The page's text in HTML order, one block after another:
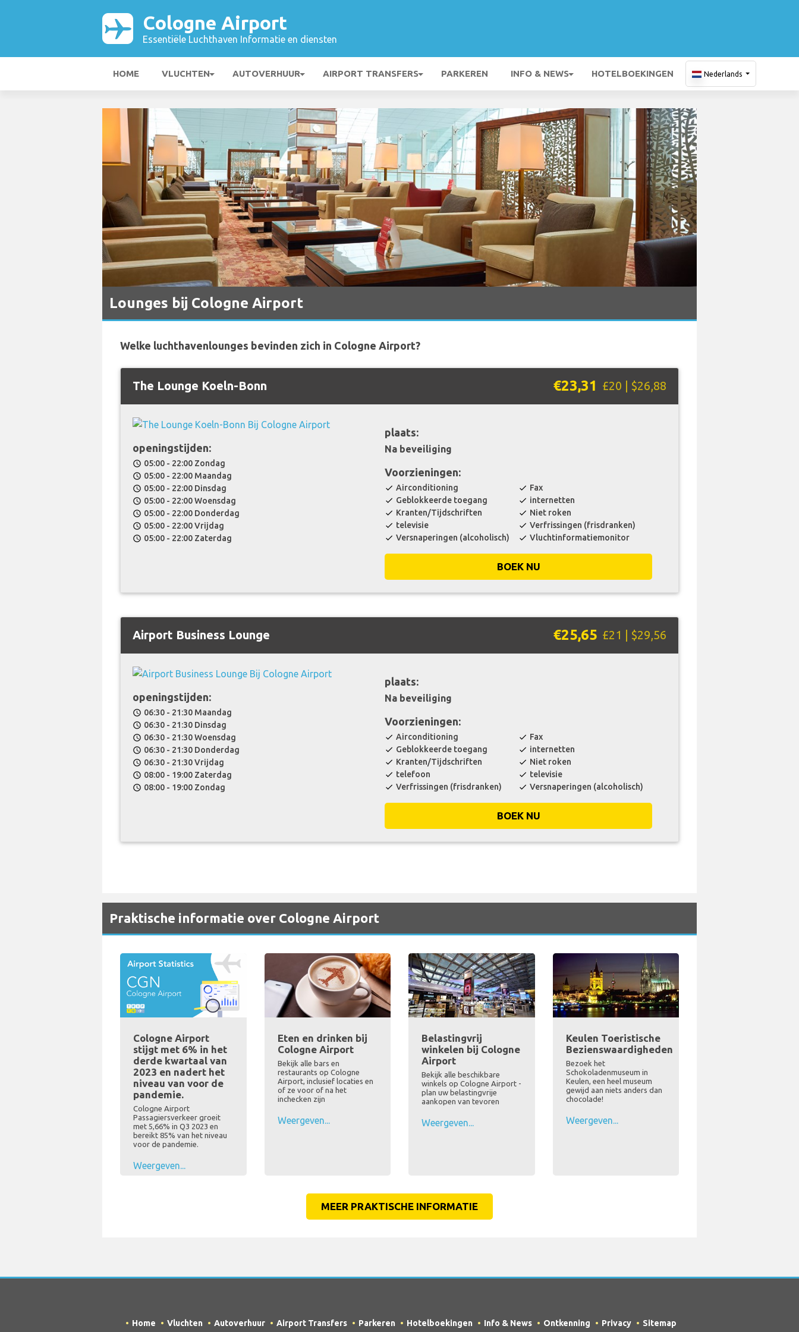
Cologne Airport
Essentiële Luchthaven Informatie en diensten
HOME VLUCHTEN AUTOVERHUUR AIRPORT TRANSFERS PARKEREN INFO & NEWS HOTELBOEKINGEN Nederlands
Lounges bij Cologne Airport
Welke luchthavenlounges bevinden zich in Cologne Airport?
The Lounge Koeln-Bonn €23,31 £20 | $26,88
openingstijden:
schedule 05:00 - 22:00 Zondag
schedule 05:00 - 22:00 Maandag
schedule 05:00 - 22:00 Dinsdag
schedule 05:00 - 22:00 Woensdag
schedule 05:00 - 22:00 Donderdag
schedule 05:00 - 22:00 Vrijdag
schedule 05:00 - 22:00 Zaterdag
plaats:
Na beveiliging
Voorzieningen:
check Airconditioning check Fax
check Geblokkeerde toegang check internetten
check Kranten/Tijdschriften check Niet roken
check televisie check Verfrissingen (frisdranken)
check Versnaperingen (alcoholisch) check Vluchtinformatiemonitor
BOEK NU
Airport Business Lounge €25,65 £21 | $29,56
openingstijden:
schedule 06:30 - 21:30 Maandag
schedule 06:30 - 21:30 Dinsdag
schedule 06:30 - 21:30 Woensdag
schedule 06:30 - 21:30 Donderdag
schedule 06:30 - 21:30 Vrijdag
schedule 08:00 - 19:00 Zaterdag
schedule 08:00 - 19:00 Zondag
plaats:
Na beveiliging
Voorzieningen:
check Airconditioning check Fax
check Geblokkeerde toegang check internetten
check Kranten/Tijdschriften check Niet roken
check telefoon check televisie
check Verfrissingen (frisdranken) check Versnaperingen (alcoholisch)
BOEK NU
Praktische informatie over Cologne Airport
Cologne Airport
stijgt met 6% in het
derde kwartaal van
2023 en nadert het
niveau van voor de
pandemie.
Cologne Airport
Passagiersverkeer groeit
met 5,66% in Q3 2023 en
bereikt 85% van het niveau
voor de pandemie.
Weergeven...
Eten en drinken bij
Cologne Airport
Bekijk alle bars en
restaurants op Cologne
Airport, inclusief locaties en
of ze voor of na het
inchecken zijn
Weergeven...
Belastingvrij
winkelen bij Cologne
Airport
Bekijk alle beschikbare
winkels op Cologne Airport -
plan uw belastingvrije
aankopen van tevoren
Weergeven...
Keulen Toeristische
Bezienswaardigheden
Bezoek het
Schokoladenmuseum in
Keulen, een heel museum
gewijd aan niets anders dan
chocolade!
Weergeven...
MEER PRAKTISCHE INFORMATIE
Home Vluchten Autoverhuur Airport Transfers Parkeren Hotelboekingen Info & News Ontkenning Privacy Sitemap